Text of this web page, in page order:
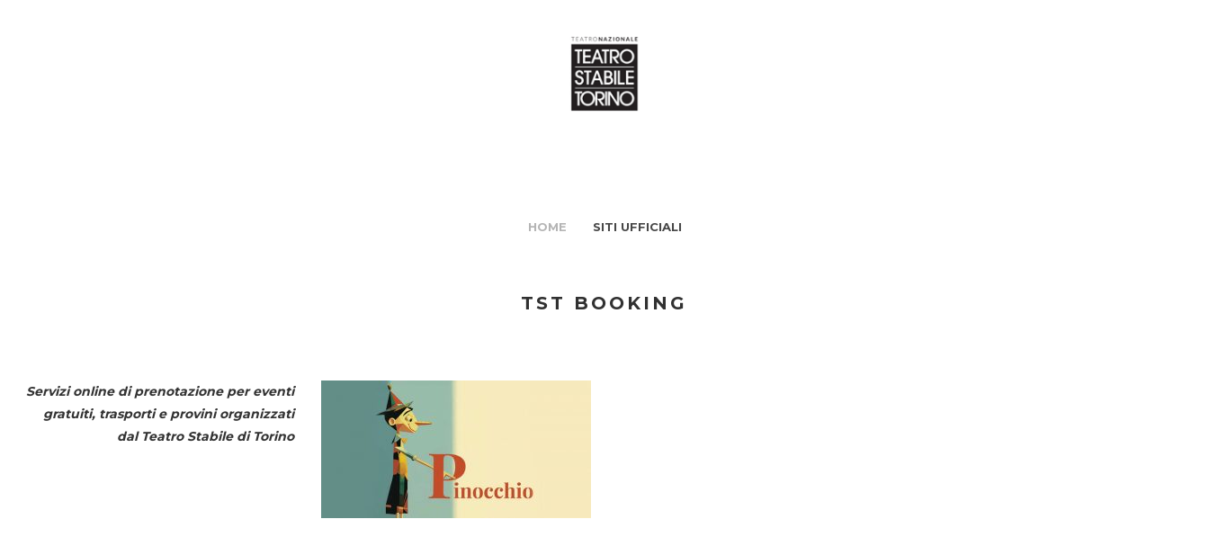
HOME SITI UFFICIALI
TST BOOKING
Servizi online di prenotazione per eventi
gratuiti, trasporti e provini organizzati
dal Teatro Stabile di Torino